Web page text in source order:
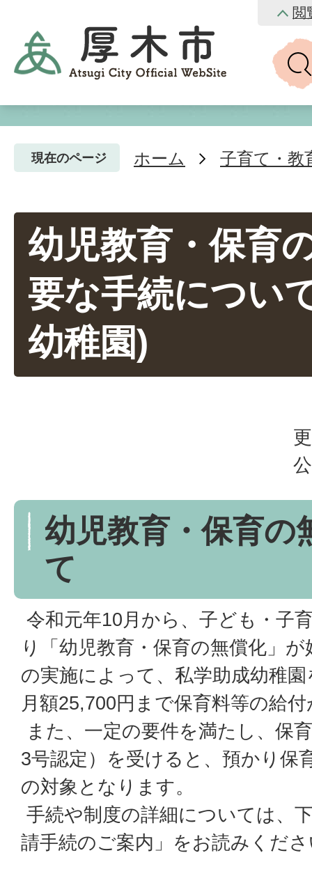
閲
現在のページ ホーム 子育て・教
幼児教育・保育
要な手続につい
幼稚園)
幼児教育・保育の
て
令和元年10月から、子ども・子
り「幼児教育・保育の無償化」
の実施によって、私学助成幼稚
月額25,700円まで保育料等の給
また、一定の要件を満たし、保
3号認定）を受けると、預かり保
の対象となります。
手続や制度の詳細については、
請手続のご案内」をお読みくだ